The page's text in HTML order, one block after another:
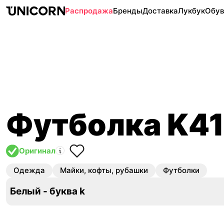
РаспродажаБрендыДоставкаЛукбук
Футболка
Оригинал
Одежда Майки, кофты, рубашки Футболки
Белый - буква k